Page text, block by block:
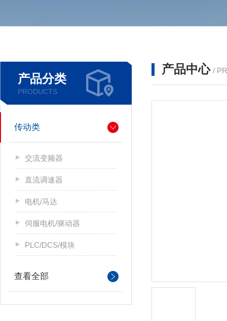
产品分类
PRODUCTS
传动类
交流变频器
直流调速器
电机/马达
伺服电机/驱动器
PLC/DCS/模块
查看全部
产品中心 /